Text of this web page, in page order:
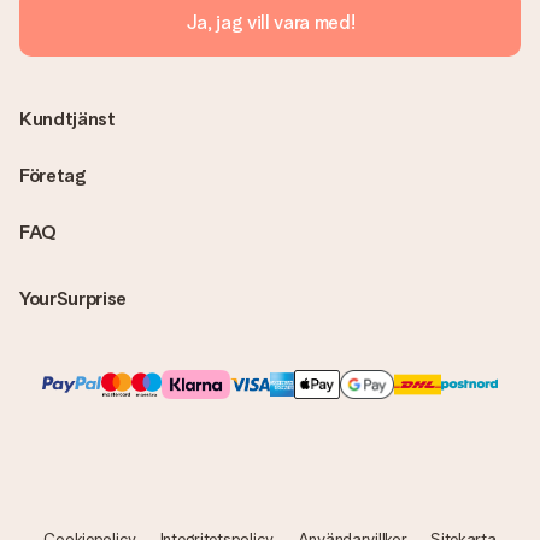
Ingen faktura skickas med själva produkten. Din faktura
skickas alltid med e-postbekräftelsen och du hittar även dina
Ja, jag vill vara med!
FAQ
YourSurprise
Kundtjänst
Företag